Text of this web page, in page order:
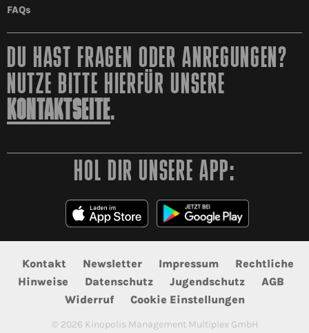
FAQs
DU HAST FRAGEN ODER ANREGUNGEN?
NUTZE BITTE HIERFÜR UNSERE
KONTAKTSEITE.
HOL DIR UNSERE APP:
Kontakt Newsletter Impressum
Rechtliche
Hinweise
Datenschutz Jugendschutz
AGB
Widerruf
Cookie Einstellungen
© 2026 Kinopolis Management Multiplex GmbH